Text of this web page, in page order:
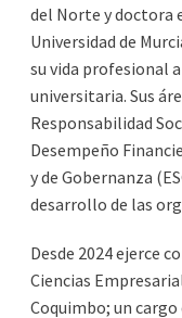
del Norte y doctora
Universidad de
su vida profesional
universitaria. Sus
Responsabilidad
Desempeño
y de Gobernanza
desarrollo de las
Desde 2024 ejerce
Ciencias
Coquimbo; un